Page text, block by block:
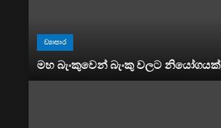
ව්‍යාපාර
මහ බැංකුවෙන් බැංකු වලට නියෝගයක්